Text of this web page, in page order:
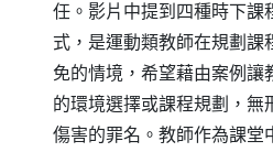
任。影片中提到四種時下課
式，是運動類教師在規劃課
免的情境，希望藉由案例讓
的環境選擇或課程規劃，無
傷害的罪名。教師作為課堂